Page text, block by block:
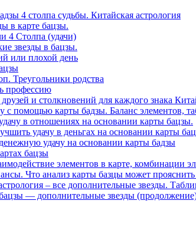
4 столпа судьбы. Китайская астрология
в карте бацзы.
4 Столпа (удачи)
звезды в бацзы.
или плохой день
Треугольники родства
профессию
и cтолкновений для каждого знака
с помощью карты бадзы. Баланс элементов,
в отношениях на основании карты бацзы.
удачу в деньгах на основании карты
удачу на основании карты бадзы
бацзы
элементов в карте, комбинации
Что анализ карты базцы может
– все дополнительные звезды.
— дополнительные звезды